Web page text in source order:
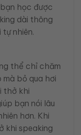
học được
dài thông
nhiên.
thể chỉ chăm
bỏ qua hơi
thở khi
bạn nói lâu
hơn. Khi
khi speaking